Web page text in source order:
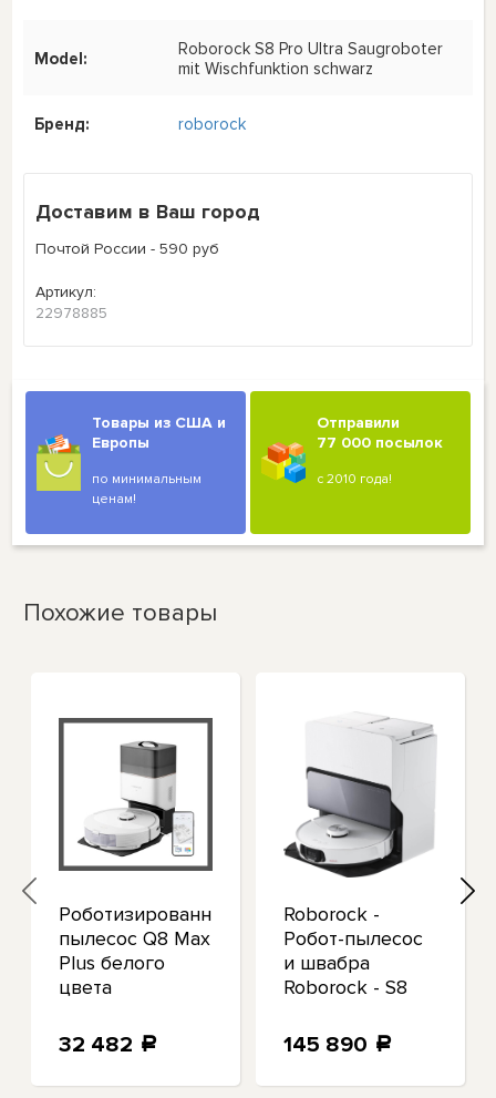
Model:
Roborock S8 Pro Ultra Saugroboter
mit Wischfunktion schwarz
Бренд: roborock
Доставим в Ваш город
Почтой России - 590 руб
Артикул:
22978885
Товары из США и
Европы
по минимальным
ценам!
Отправили
77 000 посылок
с 2010 года!
Похожие товары
Роботизированный
пылесос Q8 Max
Plus белого
цвета
32 482 a
Roborock -
Робот-пылесос
и швабра
Roborock - S8
боковой щеткой
рычага...
145 890 a